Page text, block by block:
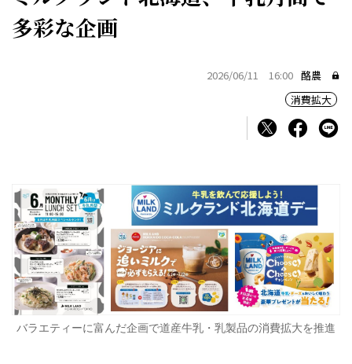
多彩な企画
2026/06/11 16:00 酪農
消費拡大
バラエティーに富んだ企画で道産牛乳・乳製品の消費拡大を推進